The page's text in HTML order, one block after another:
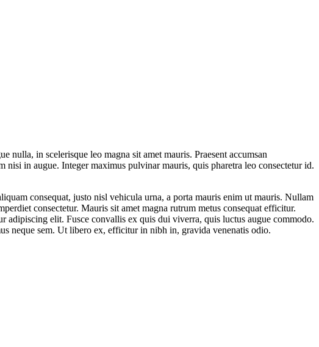
nulla, in scelerisque leo magna sit amet mauris. Praesent accumsan
in augue. Integer maximus pulvinar mauris, quis pharetra leo consectetur id.
consequat, justo nisl vehicula urna, a porta mauris enim ut mauris. Nullam
consectetur. Mauris sit amet magna rutrum metus consequat efficitur.
elit. Fusce convallis ex quis dui viverra, quis luctus augue commodo.
neque sem. Ut libero ex, efficitur in nibh in, gravida venenatis odio.